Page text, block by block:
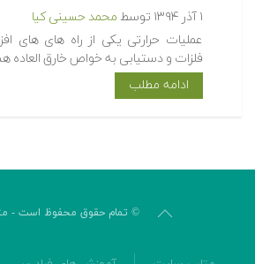
۱ آذر ۱۳۹۴ توسط محمد حسینی کیا
عملیات حرارتی یکی از راه های های
فلزات و دستیابی به خواص خارق
ادامه مطلب
© تمام حقوق محفوظ است -